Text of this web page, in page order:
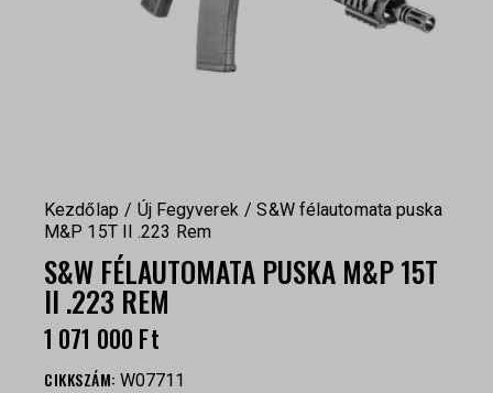
Kezdőlap Új Fegyverek
S&W félautomata puska
M&P 15T II .223 Rem
S&W FÉLAUTOMATA PUSKA M&P 15T
II .223 REM
1 071 000 Ft
CIKKSZÁM: W07711